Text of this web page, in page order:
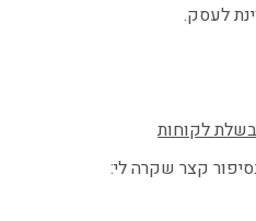
לעסק.
קצר שקרה לי: